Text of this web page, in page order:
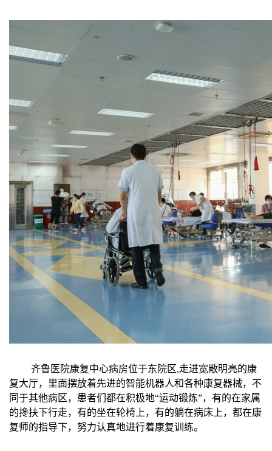
齐鲁医院康复中心病房位于东院区,走进宽敞明亮的康
复大厅，里面摆放着先进的智能机器人和各种康复器械，不
同于其他病区，患者们都在积极地“运动锻炼”，有的在家属
的搀扶下行走，有的坐在轮椅上，有的躺在病床上，都在康
复师的指导下，努力认真地进行着康复训练。